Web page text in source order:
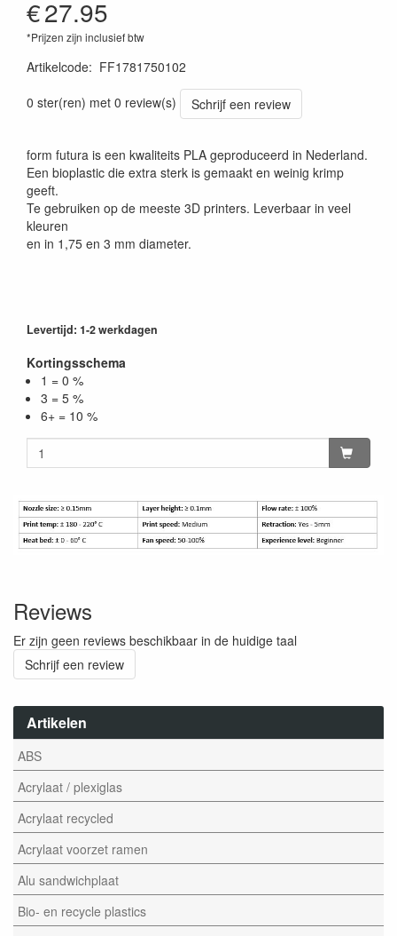
Artikelen
ABS
Acrylaat / plexiglas
Acrylaat recycled
Acrylaat voorzet ramen
Alu sandwichplaat
Bio- en recycle plastics
€27.95
*Prijzen zijn inclusief btw
Artikelcode: FF1781750102
0 ster(ren) met 0 review(s)
Schrijf een review
form futura is een kwaliteits PLA geproduceerd in Nederland.
Een bioplastic die extra sterk is gemaakt en weinig krimp
geeft.
Te gebruiken op de meeste 3D printers. Leverbaar in veel
kleuren
en in 1,75 en 3 mm diameter.
Levertijd: 1-2 werkdagen
Kortingsschema
1 = 0 %
3 = 5 %
6+ = 10 %
Reviews
Er zijn geen reviews beschikbaar in de huidige taal
Schrijf een review